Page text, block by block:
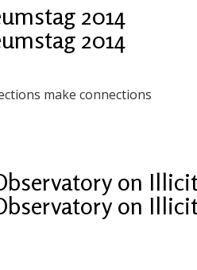
2014
2014
make connections
on
on